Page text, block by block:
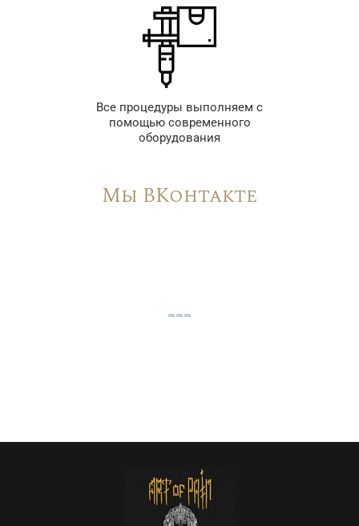
Все процедуры выполняем с
помощью современного
оборудования
Мы ВКонтакте